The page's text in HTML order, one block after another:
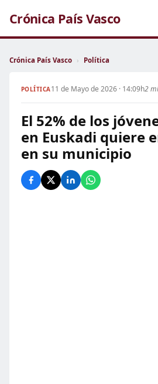
Crónica País Vasco
Crónica País Vasco › Política
POLÍTICA11 de Mayo de 2026 · 14:09h2
El 52% de los
en Euskadi quiere
en su municipio